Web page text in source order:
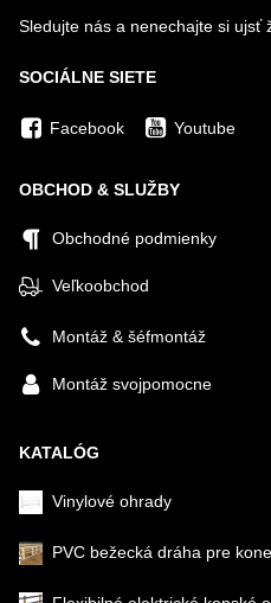
Sledujte nás a nenechajte si ujsť
SOCIÁLNE SIETE
Facebook Youtube
OBCHOD & SLUŽBY
Obchodné podmienky
Veľkoobchod
Montáž & šéfmontáž
Montáž svojpomocne
KATALÓG
Vinylové ohrady
PVC bežecká dráha pre kone